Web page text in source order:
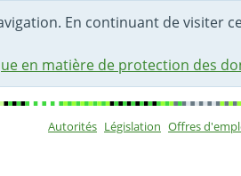
En continuant de visiter
en matière de protection des
Autorités Législation Offres